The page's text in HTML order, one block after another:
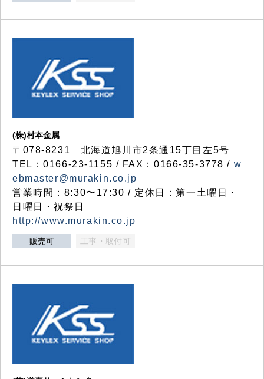
(株)村本金属
〒078-8231 北海道旭川市2条通15丁目左5号
TEL：0166-23-1155 / FAX：0166-35-3778 / w
ebmaster@murakin.co.jp
営業時間：8:30〜17:30 / 定休日：第一土曜日・
日曜日・祝祭日
http://www.murakin.co.jp
販売可 工事・取付可